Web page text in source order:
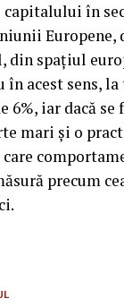
capitalului în
Europene,
din spaţiul
acest sens,
iar dacă se
mari şi o
precum